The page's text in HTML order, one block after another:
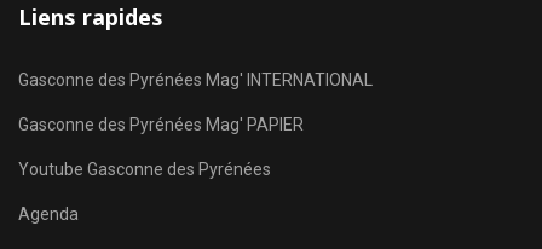
Liens rapides
Gasconne des Pyrénées Mag' INTERNATIONAL
Gasconne des Pyrénées Mag' PAPIER
Youtube Gasconne des Pyrénées
Agenda